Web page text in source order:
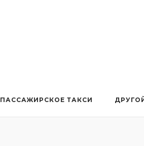
ПАССАЖИРСКОЕ ТАКСИ